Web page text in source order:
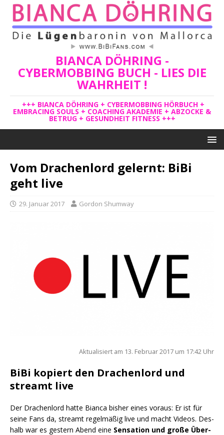
BIANCA DÖHRING -
CYBERMOBBING BUCH - LIES DIE
WAHRHEIT !
+++ BIANCA DÖHRING + CYBERMOBBING HÖRBUCH +
EMBRACING SOULS + COACHING AKADEMIE + ABZOCKE &
BETRUG + GESUNDHEIT FITNESS +++
Vom Drachenlord gelernt: BiBi
geht live
29. Januar 2017 Gordon Shumway
Aktua­li­siert am 13. Febru­ar 2017 um 17:42 Uhr
BiBi kopiert den Drachenlord und
streamt live
Der Dra­chen­lord hat­te Bian­ca bis­her eines vor­aus: Er ist für
sei­ne Fans da, streamt regel­mä­ßig live und macht Vide­os. Des­
halb war es ges­tern Abend eine Sen­sa­ti­on und gro­ße Über­